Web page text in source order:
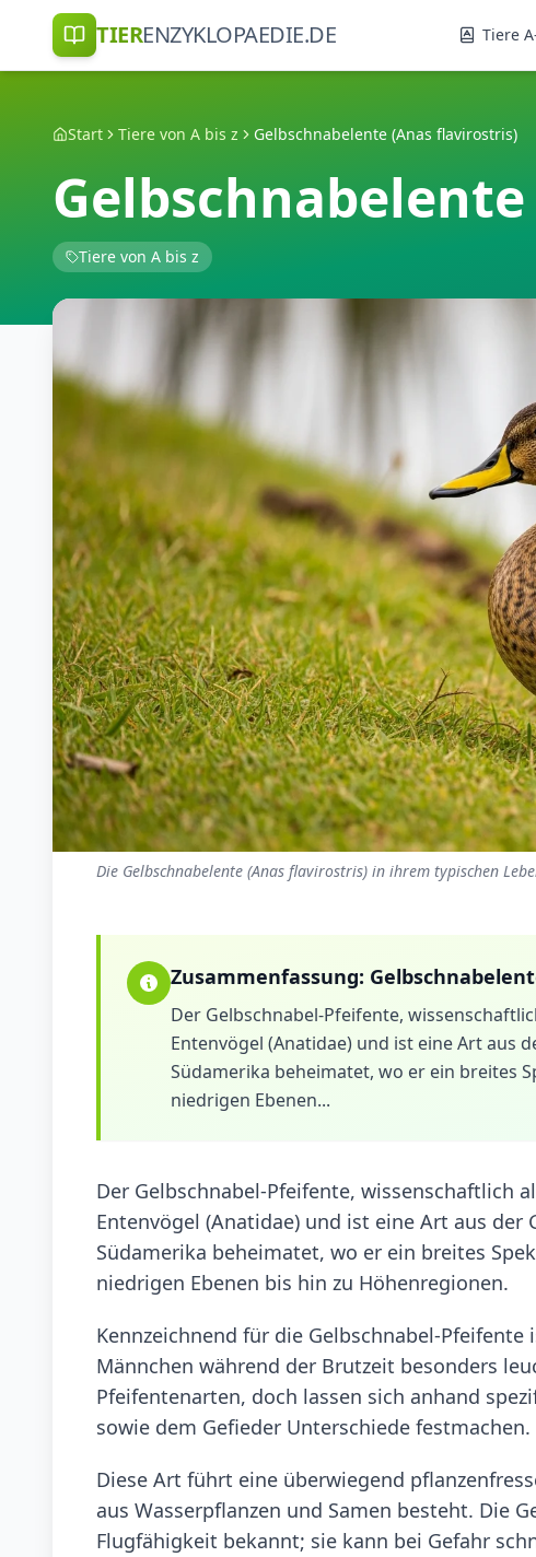
TIERENZYKLOPAEDIE.DE Tiere
Start Tiere von A bis z Gelbschnabelente (Anas flavirostris)
Tiere von A bis z
Die Gelbschnabelente (Anas flavirostris) in ihrem typischen
Zusammenfassung:
Der Gelbschnabel-Pfeifente,
Entenvögel (Anatidae) und ist eine Art aus
Südamerika beheimatet, wo er ein breites
niedrigen Ebenen...
Der Gelbschnabel-Pfeifente, wissenschaftlich
Entenvögel (Anatidae) und ist eine Art aus
Südamerika beheimatet, wo er ein breites
niedrigen Ebenen bis hin zu Höhenregionen.
Kennzeichnend für die Gelbschnabel-
Männchen während der Brutzeit besonders
Pfeifentenarten, doch lassen sich anhand
sowie dem Gefieder Unterschiede festmachen.
Diese Art führt eine überwiegend
aus Wasserpflanzen und Samen besteht. Die
Flugfähigkeit bekannt; sie kann bei Gefahr